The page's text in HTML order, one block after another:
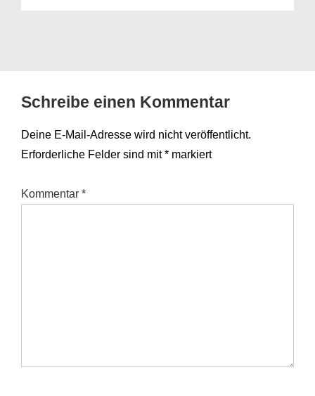
Schreibe einen Kommentar
Deine E-Mail-Adresse wird nicht veröffentlicht.
Erforderliche Felder sind mit* markiert
Kommentar *